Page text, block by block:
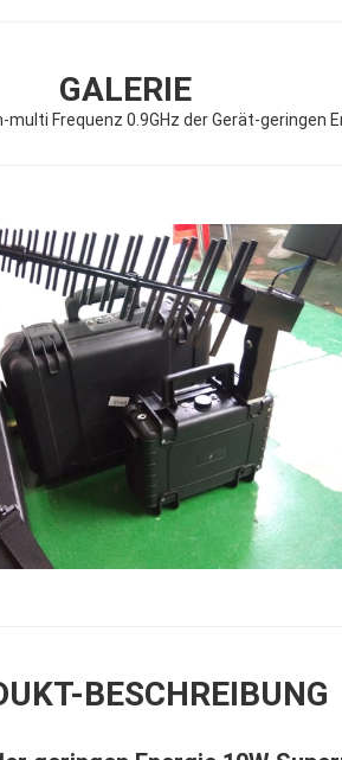
GALERIE
Frequenz 0.9GHz der Gerät-geringen
BESCHREIBUNG